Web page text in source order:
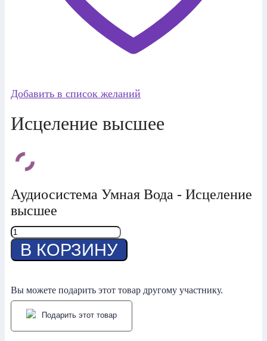
Добавить в список желаний
Исцеление высшее
Аудиосистема Умная Вода - Исцеление
высшее
Количество
товара
Исцеление
высшее
В КОРЗИНУ
Вы можете подарить этот товар другому участнику.
Подарить этот товар